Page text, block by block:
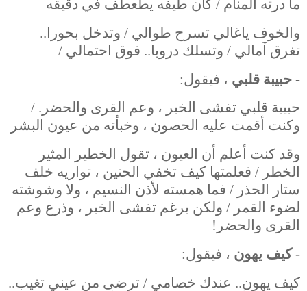
ما درته المنام / كان طيفه يطعطف في دقيقه
والخوف ياغالي تسرح طوالي / وتدخل بحورا..
تغرق آمالي / وتسلك دروبا.. فوق احتمالي /
- حبيبة قلبي ، فيقول:
حبيبة قلبي تفشى الخبر ، وعم القرى والحضر. /
وكنت أقمت عليه الحصون ، وخبأته من عيون البشر
وقد كنت أعلم أن العيون ، تقول الخطير المثير
الخطر / فعلمتها كيف تخفي الحنين ، تواريه خلف
ستار الحذر / فما همسته لأذن النسيم ، ولا وشوشته
لضوء القمر / ولكن برغم تفشى الخبر ، وذرع وعم
القرى والحضر!
-كيف يهون ، فيقول:
كيف يهون.. عندك خصامي / ترضى من عيني تغيب..